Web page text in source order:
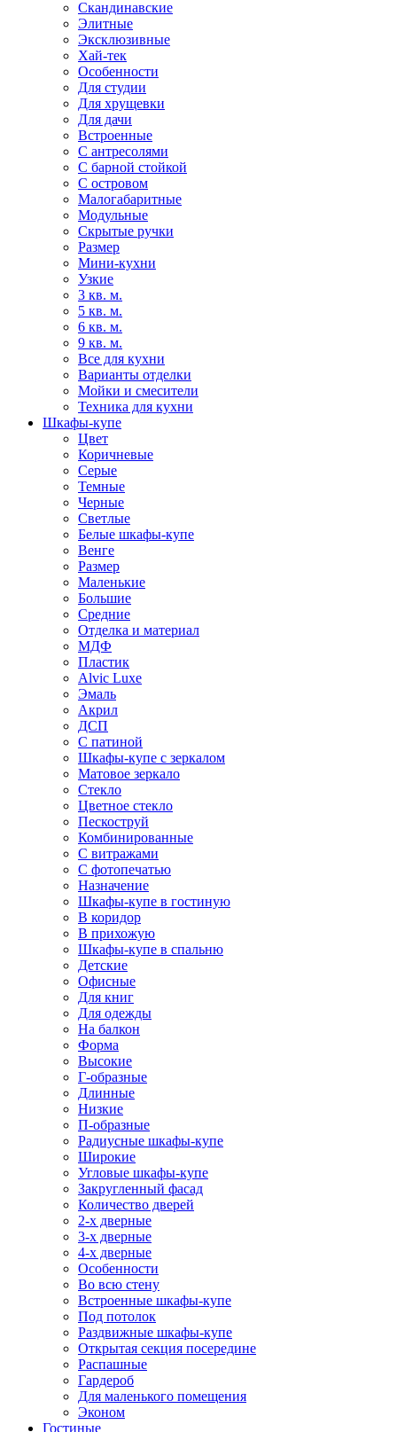
Скандинавские
Элитные
Эксклюзивные
Хай-тек
Особенности
Для студии
Для хрущевки
Для дачи
Встроенные
С антресолями
С барной стойкой
С островом
Малогабаритные
Модульные
Скрытые ручки
Размер
Мини-кухни
Узкие
3 кв. м.
5 кв. м.
6 кв. м.
9 кв. м.
Все для кухни
Варианты отделки
Мойки и смесители
Техника для кухни
Шкафы-купе
Цвет
Коричневые
Серые
Темные
Черные
Светлые
Белые шкафы-купе
Венге
Размер
Маленькие
Большие
Средние
Отделка и материал
МДФ
Пластик
Alvic Luxe
Эмаль
Акрил
ДСП
С патиной
Шкафы-купе с зеркалом
Матовое зеркало
Стекло
Цветное стекло
Пескоструй
Комбинированные
С витражами
С фотопечатью
Назначение
Шкафы-купе в гостиную
В коридор
В прихожую
Шкафы-купе в спальню
Детские
Офисные
Для книг
Для одежды
На балкон
Форма
Высокие
Г-образные
Длинные
Низкие
П-образные
Радиусные шкафы-купе
Широкие
Угловые шкафы-купе
Закругленный фасад
Количество дверей
2-х дверные
3-х дверные
4-х дверные
Особенности
Во всю стену
Встроенные шкафы-купе
Под потолок
Раздвижные шкафы-купе
Открытая секция посередине
Распашные
Гардероб
Для маленького помещения
Эконом
Гостиные